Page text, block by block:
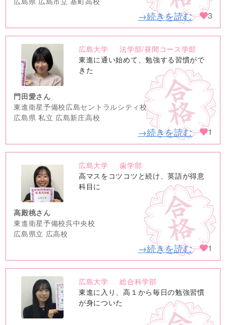
→続きを読む 3
no
image
広島大学
法学部/昼間コース学部
東進に通い始めて、勉強する習慣がで
きた
門田愛さん
東進衛星予備校広島セントラルシティ校
広島県 私立 広島新庄高校
→続きを読む 1
no
image
広島大学
歯学部
高マスをコツコツと続け、英語が得意
科目に
高殿桃さん
東進衛星予備校呉中央校
広島県立 広高校
→続きを読む 1
no
image
広島大学
総合科学部
東進に入り、高１から毎日の勉強習慣
が身についた